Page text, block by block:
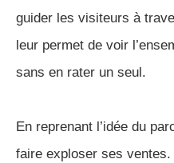
guider les visiteurs à
leur permet de voir
sans en rater un seul.
En reprenant l’idée du
faire exploser ses ventes.